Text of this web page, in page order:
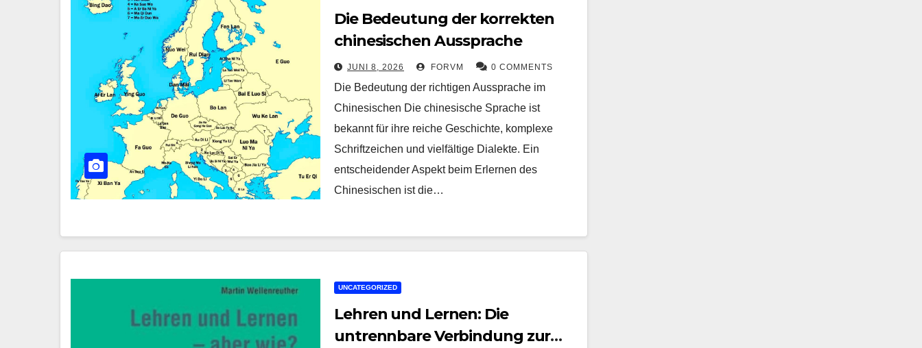
Die Bedeutung der korrekten
chinesischen Aussprache
JUNI 8, 2026 FORVM 0 COMMENTS
Die Bedeutung der richtigen Aussprache im
Chinesischen Die chinesische Sprache ist
bekannt für ihre reiche Geschichte, komplexe
Schriftzeichen und vielfältige Dialekte. Ein
entscheidender Aspekt beim Erlernen des
Chinesischen ist die…
UNCATEGORIZED
Lehren und Lernen: Die
untrennbare Verbindung zur